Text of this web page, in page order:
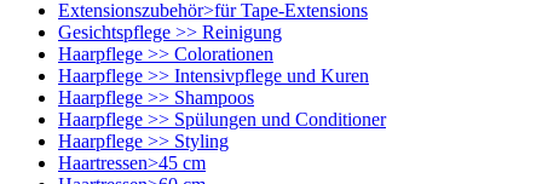
Extensionszubehör>für Tape-Extensions
Gesichtspflege >> Reinigung
Haarpflege >> Colorationen
Haarpflege >> Intensivpflege und Kuren
Haarpflege >> Shampoos
Haarpflege >> Spülungen und Conditioner
Haarpflege >> Styling
Haartressen>45 cm